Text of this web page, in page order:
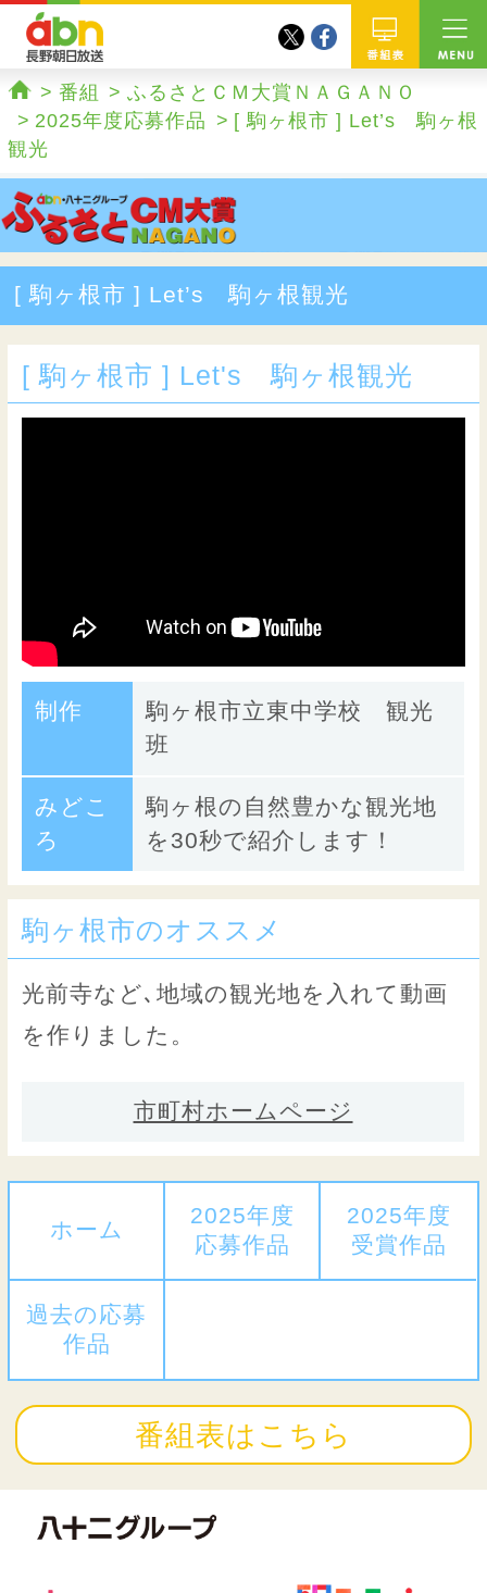
twitterfacebook
ホーム
番組
ふるさとＣＭ大賞ＮＡＧＡＮＯ
2025年度応募作品
[ 駒ヶ根市 ] Let’s 駒ヶ根
観光
[ 駒ヶ根市 ] Let’s 駒ヶ根観光
[ 駒ヶ根市 ] Let's 駒ヶ根観光
制作
駒ヶ根市立東中学校 観光
班
みどこ
ろ
駒ヶ根の自然豊かな観光地
を30秒で紹介します！
駒ヶ根市のオススメ
光前寺など､地域の観光地を入れて動画
を作りました。
市町村ホームページ
ホーム
2025年度
応募作品
2025年度
受賞作品
過去の応募
作品
番組表はこちら